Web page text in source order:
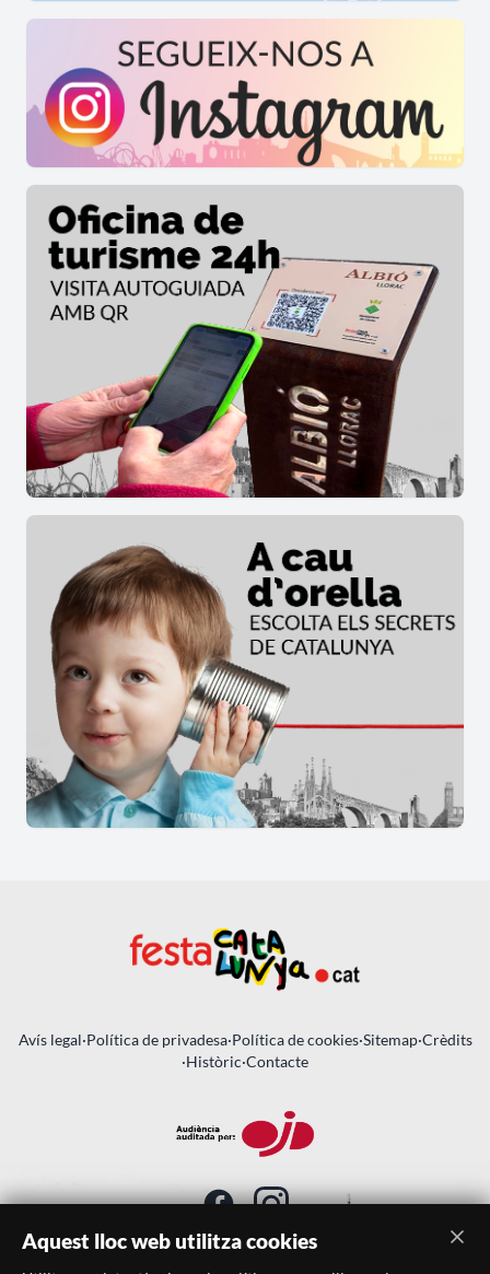
Avís legal·Política de privadesa·Política de cookies·Sitemap·Crèdits
·Històric·Contacte
Aquest lloc web utilitza cookies